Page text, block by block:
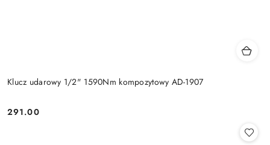
Klucz udarowy 1/2" 1590Nm kompozytowy AD-1907
Cena:
291.00